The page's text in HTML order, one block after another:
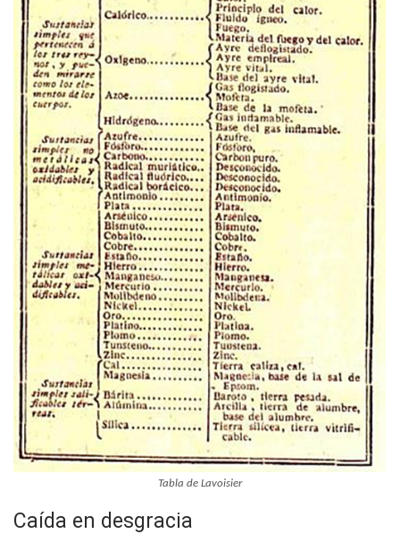
Tabla de Lavoisier
Caída en desgracia